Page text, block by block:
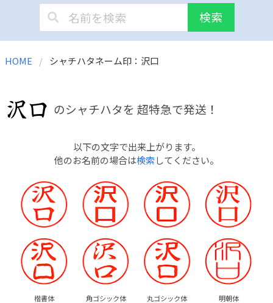
検索
HOME シャチハタネーム印：沢口
のシャチハタを 超特急で発送！
以下の文字で出来上がります。
他のお名前の場合は検索してください。
楷書体 角ゴシック体 丸ゴシック体 明朝体